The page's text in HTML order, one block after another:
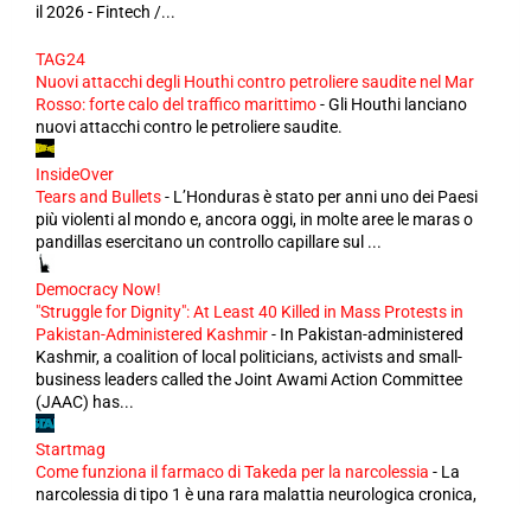
il 2026 - Fintech /...
TAG24
Nuovi attacchi degli Houthi contro petroliere saudite nel Mar
Rosso: forte calo del traffico marittimo-Gli Houthi lanciano
nuovi attacchi contro le petroliere saudite.
InsideOver
Tears and Bullets- L’Honduras è stato per anni uno dei Paesi
più violenti al mondo e, ancora oggi, in molte aree le maras o
pandillas esercitano un controllo capillare sul ...
Democracy Now!
"Struggle for Dignity": At Least 40 Killed in Mass Protests in
Pakistan-Administered Kashmir- In Pakistan-administered
Kashmir, a coalition of local politicians, activists and small-
business leaders called the Joint Awami Action Committee
(JAAC) has...
Startmag
Come funziona il farmaco di Takeda per la narcolessia - La
narcolessia di tipo 1 è una rara malattia neurologica cronica,